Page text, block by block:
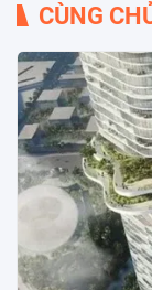
CÙNG